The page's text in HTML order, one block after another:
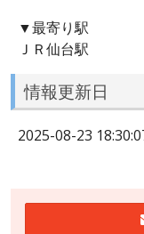
▼最寄り駅
ＪＲ仙台駅
情報更新日
2025-08-23